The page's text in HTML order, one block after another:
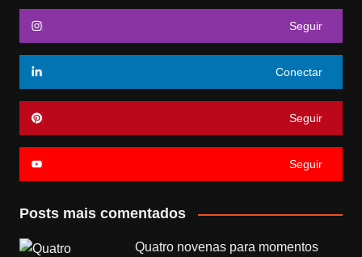
Seguir
Conectar
Seguir
Seguir
Posts mais comentados
Quatro novenas para momentos